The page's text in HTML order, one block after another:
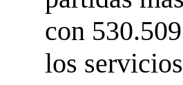
con
los